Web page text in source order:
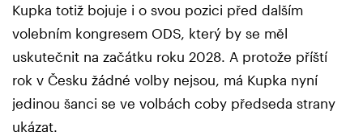
Kupka totiž bojuje i o svou pozici před dalším
volebním kongresem ODS, který by se měl
uskutečnit na začátku roku 2028. A protože příští
rok v Česku žádné volby nejsou, má Kupka nyní
jedinou šanci se ve volbách coby předseda strany
ukázat.